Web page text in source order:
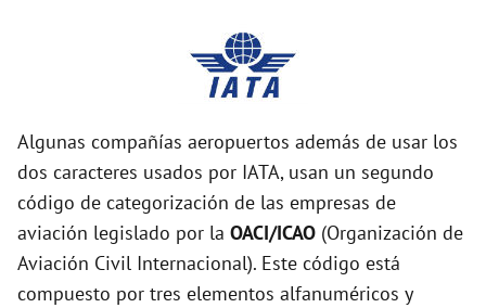
Algunas compañías aeropuertos además de usar los
dos caracteres usados por IATA, usan un segundo
código de categorización de las empresas de
aviación legislado por la OACI/ICAO (Organización de
Aviación Civil Internacional). Este código está
compuesto por tres elementos alfanuméricos y